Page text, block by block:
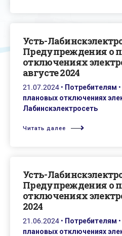
Усть-
Предупреждения о
отключениях
августе 2024
21.07.2024 • Потребителям •
плановых отключениях
Лабинскэлектросеть
Читать далее
Усть-
Предупреждения о
отключениях
2024
21.06.2024 • Потребителям •
плановых отключениях